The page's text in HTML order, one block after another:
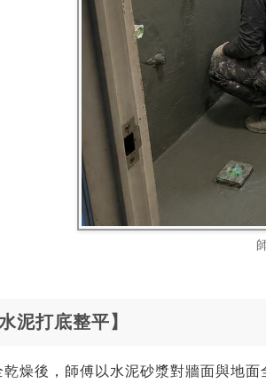
泥打底整平】
乾燥後，師傅以水泥砂漿對牆面與地